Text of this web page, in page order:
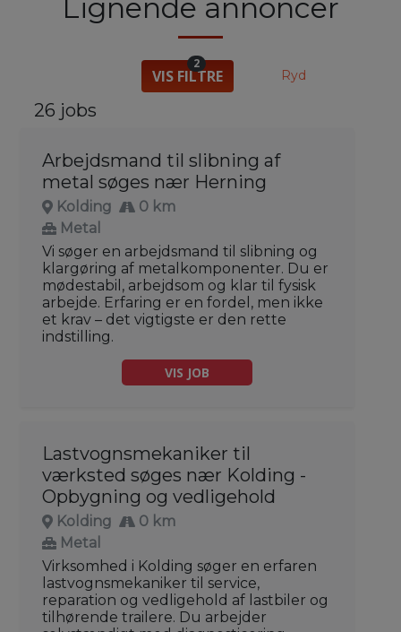
Lignende annoncer
VIS FILTRE
2
Ryd
26 jobs
Arbejdsmand til slibning af
metal søges nær Herning
Kolding
0 km
Metal
Vi søger en arbejdsmand til slibning og
klargøring af metalkomponenter. Du er
mødestabil, arbejdsom og klar til fysisk
arbejde. Erfaring er en fordel, men ikke
et krav – det vigtigste er den rette
indstilling.
VIS JOB
Lastvognsmekaniker til
værksted søges nær Kolding -
Opbygning og vedligehold
Kolding
0 km
Metal
Virksomhed i Kolding søger en erfaren
lastvognsmekaniker til service,
reparation og vedligehold af lastbiler og
tilhørende trailere. Du arbejder